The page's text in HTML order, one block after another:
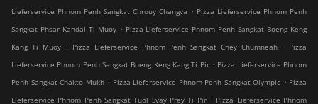
Lieferservice Phnom Penh Sangkat Chrouy Changva . Pizza Lieferservice Phnom Penh
Sangkat Phsar Kandal Ti Muoy . Pizza Lieferservice Phnom Penh Sangkat Boeng Keng
Kang Ti Muoy
. Pizza Lieferservice Phnom Penh Sangkat Chey Chumneah . Pizza
Lieferservice Phnom Penh Sangkat Boeng Keng Kang Ti Pir . Pizza Lieferservice Phnom
Penh Sangkat Chakto Mukh . Pizza Lieferservice Phnom Penh Sangkat Olympic . Pizza
Lieferservice Phnom Penh Sangkat Tuol Svay Prey Ti Pir . Pizza Lieferservice Phnom